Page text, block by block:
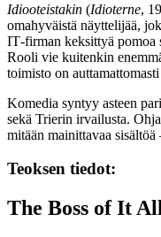
Idiooteistakin (Idioterne,
omahyväistä näyttelijää,
IT‑firman keksittyä pomoa
Rooli vie kuitenkin
toimisto on
Komedia syntyy asteen
sekä Trierin irvailusta.
mitään mainittavaa sisältöä
Teoksen tiedot:
The Boss of It